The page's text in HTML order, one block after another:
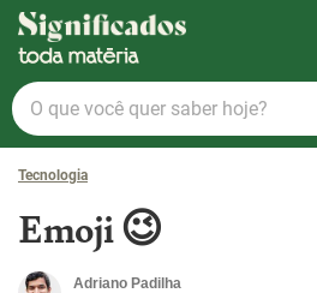
Significados
O
que
você
quer
hoje?
Tecnologia
Emoji 😉
Adriano Padilha